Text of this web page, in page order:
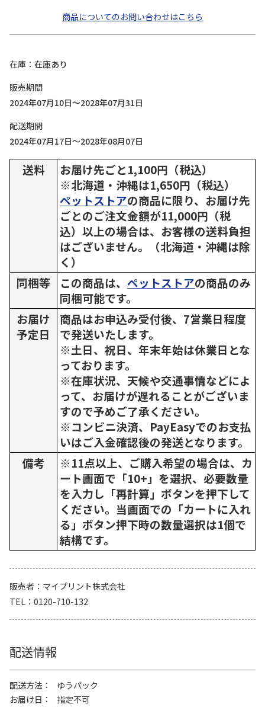
商品についてのお問い合わせはこちら
在庫
在庫あり
販売期間
2024年07月10日～2028年07月31日
配送期間
2024年07月17日～2028年08月07日
送料
お届け先ごと1,100円（税込）
※北海道・沖縄は1,650円（税込）
ペットストアの商品に限り、お届け先
ごとのご注文金額が11,000円（税
込）以上の場合は、お客様の送料負担
はございません。（北海道・沖縄は除
く）
同梱等
この商品は、 ペットストアの商品のみ
同梱可能です。
お届け
予定日
商品はお申込み受付後、7営業日程度
で発送いたします。
※土日、祝日、年末年始は休業日とな
っております。
※在庫状況、天候や交通事情などによ
って、お届けが遅れることがございま
すので予めご了承ください。
※コンビニ決済、PayEasyでのお支払
いはご入金確認後の発送となります。
備考
※11点以上、ご購入希望の場合は、カ
ート画面で「10+」を選択、必要数量
を入力し「再計算」ボタンを押下して
ください。当画面での「カートに入れ
る」ボタン押下時の数量選択は1個で
結構です。
販売者
マイプリント株式会社
TEL
0120-710-132
配送情報
配送方法
ゆうパック
お届け日
指定不可